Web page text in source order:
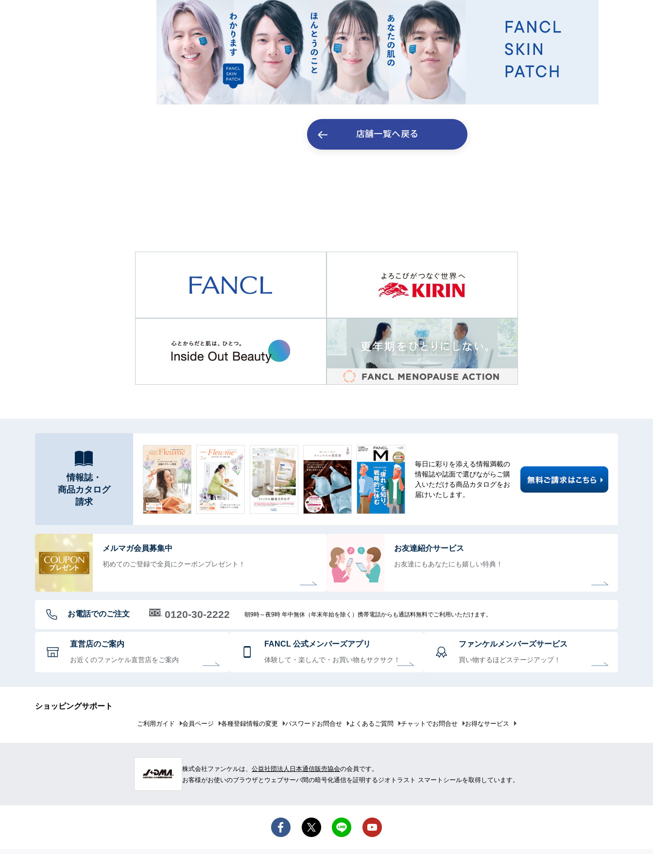
店舗一覧へ戻る
情報誌・
商品カタログ
請求
毎日に彩りを添える情報満載の
情報誌や誌面で選びながらご購
入いただける商品カタログをお
届けいたします。
メルマガ会員募集中
初めてのご登録で全員にクーポンプレゼント！
お友達紹介サービス
お友達にもあなたにも嬉しい特典！
お電話でのご注文 0120-30-2222 朝9時～夜9時 年中無休（年末年始を除く）携帯電話からも通話料無料でご利用いただけます。
直営店のご案内
お近くのファンケル直営店をご案内
FANCL 公式メンバーズアプリ
体験して・楽しんで・お買い物もサクサク！
ファンケルメンバーズサービス
買い物するほどステージアップ！
ショッピングサポート
ご利用ガイド 会員ページ 各種登録情報の変更 パスワードお問合せ よくあるご質問 チャットでお問合せ お得なサービス
株式会社ファンケルは、 公益社団法人日本通信販売協会の会員です。
お客様がお使いのブラウザとウェブサーバ間の暗号化通信を証明するジオトラスト スマートシールを取得しています。